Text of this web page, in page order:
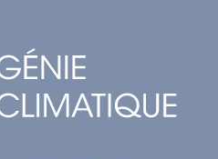
discrétion
fiabilité